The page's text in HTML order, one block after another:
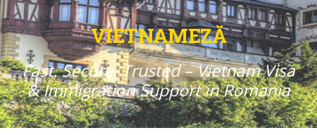
VIETNAMEZĂ
Fast. Secure. Trusted – Vietnam Visa
& Immigration Support in Romania